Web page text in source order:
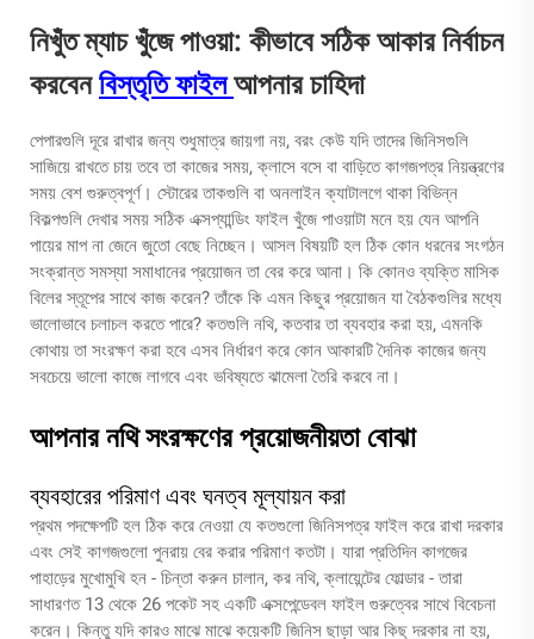
নিখুঁত ম্যাচ খুঁজে পাওয়া: কীভাবে সঠিক আকার নির্বাচন
করবেনবিস্তৃতি ফাইলআপনার চাহিদা
পেপারগুলি দূরে রাখার জন্য শুধুমাত্র জায়গা নয়, বরং কেউ যদি তাদের জিনিসগুলি
সাজিয়ে রাখতে চায় তবে তা কাজের সময়, ক্লাসে বসে বা বাড়িতে কাগজপত্র নিয়ন্ত্রণের
সময় বেশ গুরুত্বপূর্ণ। স্টোরের তাকগুলি বা অনলাইন ক্যাটালগে থাকা বিভিন্ন
বিকল্পগুলি দেখার সময় সঠিক এক্সপ্যান্ডিং ফাইল খুঁজে পাওয়াটা মনে হয় যেন আপনি
পায়ের মাপ না জেনে জুতো বেছে নিচ্ছেন। আসল বিষয়টি হল ঠিক কোন ধরনের সংগঠন
সংক্রান্ত সমস্যা সমাধানের প্রয়োজন তা বের করে আনা। কি কোনও ব্যক্তি মাসিক
বিলের স্তূপের সাথে কাজ করেন? তাঁকে কি এমন কিছুর প্রয়োজন যা বৈঠকগুলির মধ্যে
ভালোভাবে চলাচল করতে পারে? কতগুলি নথি, কতবার তা ব্যবহার করা হয়, এমনকি
কোথায় তা সংরক্ষণ করা হবে এসব নির্ধারণ করে কোন আকারটি দৈনিক কাজের জন্য
সবচেয়ে ভালো কাজে লাগবে এবং ভবিষ্যতে ঝামেলা তৈরি করবে না।
আপনার নথি সংরক্ষণের প্রয়োজনীয়তা বোঝা
ব্যবহারের পরিমাণ এবং ঘনত্ব মূল্যায়ন করা
প্রথম পদক্ষেপটি হল ঠিক করে নেওয়া যে কতগুলো জিনিসপত্র ফাইল করে রাখা দরকার
এবং সেই কাগজগুলো পুনরায় বের করার পরিমাণ কতটা। যারা প্রতিদিন কাগজের
পাহাড়ের মুখোমুখি হন - চিন্তা করুন চালান, কর নথি, ক্লায়েন্টের ফোল্ডার - তারা
সাধারণত 13 থেকে 26 পকেট সহ একটি এক্সপেন্ডেবল ফাইল গুরুত্বের সাথে বিবেচনা
করেন। কিন্তু যদি কারও মাঝে মাঝে কয়েকটি জিনিস ছাড়া আর কিছু দরকার না হয়,